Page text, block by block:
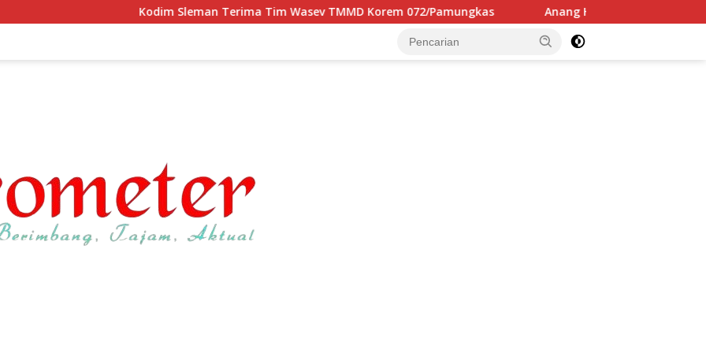
Kodim Sleman Terima Tim Wasev TMMD Korem 072/Pamungkas Anang Hermansyah Resmi Melanjutkan S3 UNAIR